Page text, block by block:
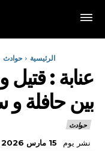
الرئيسية حوادث
عنابة :
بين حافلة و
حوادث
نشر يوم 15 مارس 2026